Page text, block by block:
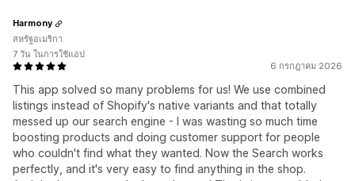
6 กรกฎาคม 2026
This app solved so many problems for us! We use combined
listings instead of Shopify's native variants and that totally
messed up our search engine - I was wasting so much time
boosting products and doing customer support for people
who couldn't find what they wanted. Now the Search works
perfectly, and it's very easy to find anything in the shop.
Harmony
สหรัฐอเมริกา
7 วัน ในการใช้แอป